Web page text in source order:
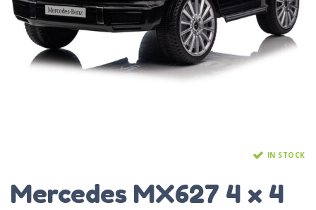
IN STOCK
Mercedes MX627 4 x 4